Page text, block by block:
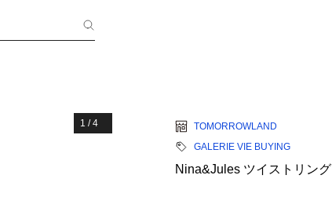
1 /4
TOMORROWLAND
GALERIE VIE BUYING
Nina&Jules ツイストリング